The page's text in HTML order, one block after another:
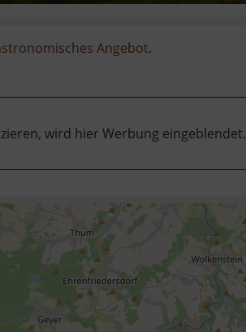
Angebot.
wird hier Werbung eingeblendet.